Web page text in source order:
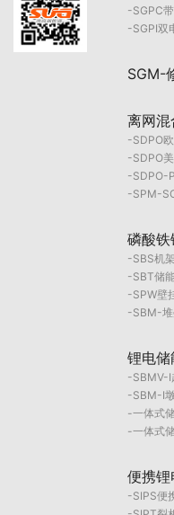
SGPC
SGPI双
SGM-
离网混
SDPO
SDPO
SDPO-
SPM-
磷酸
SBS机
SBT储
SPW壁
SBM-
锂电
SBMV-I
SBM-I
一体式
一体式
便携
SIPS便